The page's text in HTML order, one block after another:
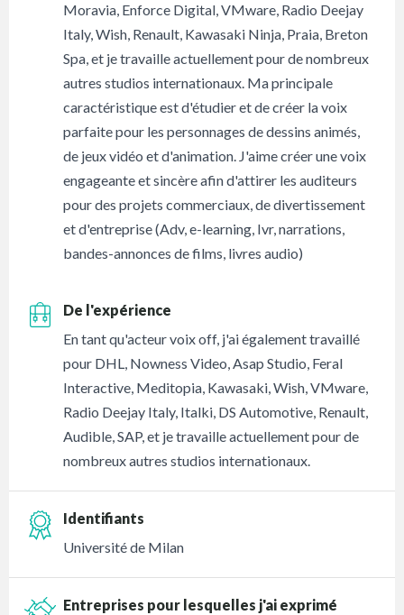
Moravia, Enforce Digital, VMware, Radio Deejay
Italy, Wish, Renault, Kawasaki Ninja, Praia, Breton
Spa, et je travaille actuellement pour de nombreux
autres studios internationaux. Ma principale
caractéristique est d'étudier et de créer la voix
parfaite pour les personnages de dessins animés,
de jeux vidéo et d'animation. J'aime créer une voix
engageante et sincère afin d'attirer les auditeurs
pour des projets commerciaux, de divertissement
et d'entreprise (Adv, e-learning, Ivr, narrations,
bandes-annonces de films, livres audio)
De l'expérience
En tant qu'acteur voix off, j'ai également travaillé
pour DHL, Nowness Video, Asap Studio, Feral
Interactive, Meditopia, Kawasaki, Wish, VMware,
Radio Deejay Italy, Italki, DS Automotive, Renault,
Audible, SAP, et je travaille actuellement pour de
nombreux autres studios internationaux.
Identifiants
Université de Milan
Entreprises pour lesquelles j'ai exprimé